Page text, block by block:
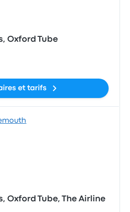
Oxford Tube
et tarifs
Oxford Tube, The Airline